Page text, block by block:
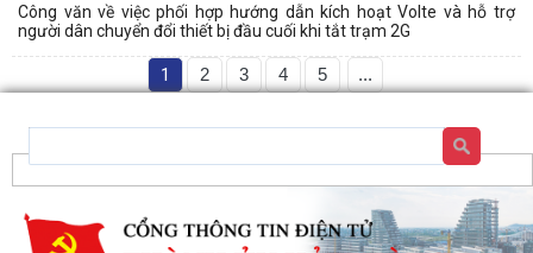
Công văn về việc phối hợp hướng dẫn kích hoạt Volte và hỗ trợ
người dân chuyển đổi thiết bị đầu cuối khi tắt trạm 2G
1 2 3 4 5 ...